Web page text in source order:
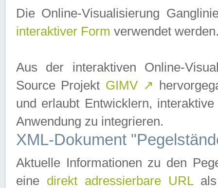
Die Online-Visualisierung
interaktiver Form verwendet
Aus der interaktiven Online-
Source Projekt GIMV ↗
und erlaubt Entwicklern,
Anwendung zu integrieren.
XML-Dokument
Aktuelle Informationen zu den
eine direkt adressierbare URLals